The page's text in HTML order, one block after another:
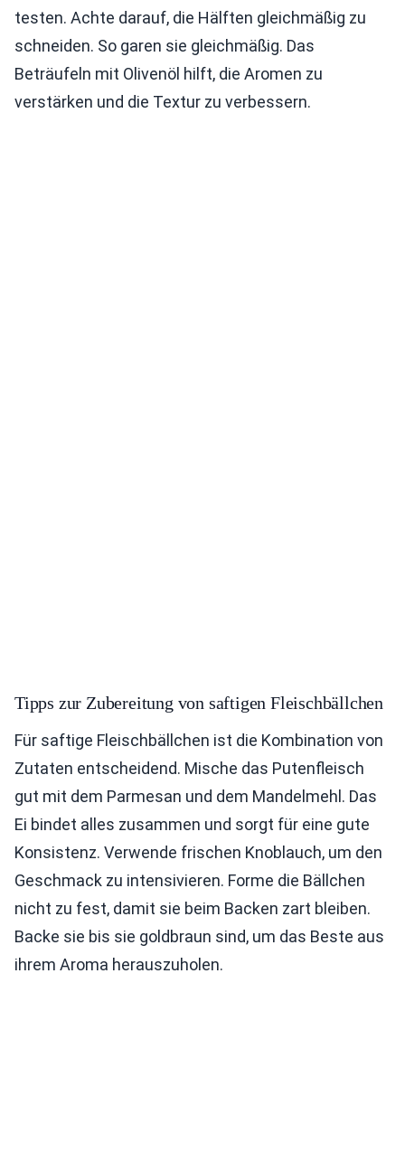
testen. Achte darauf, die Hälften gleichmäßig zu
schneiden. So garen sie gleichmäßig. Das
Beträufeln mit Olivenöl hilft, die Aromen zu
verstärken und die Textur zu verbessern.
Tipps zur Zubereitung von saftigen Fleischbällchen
Für saftige Fleischbällchen ist die Kombination von
Zutaten entscheidend. Mische das Putenfleisch
gut mit dem Parmesan und dem Mandelmehl. Das
Ei bindet alles zusammen und sorgt für eine gute
Konsistenz. Verwende frischen Knoblauch, um den
Geschmack zu intensivieren. Forme die Bällchen
nicht zu fest, damit sie beim Backen zart bleiben.
Backe sie bis sie goldbraun sind, um das Beste aus
ihrem Aroma herauszuholen.